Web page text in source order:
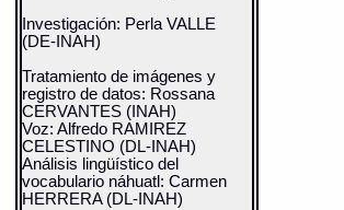
Investigación: Perla VALLE
(DE-INAH)
Tratamiento de imágenes y
registro de datos: Rossana
CERVANTES (INAH)
Voz: Alfredo RAMIREZ
CELESTINO (DL-INAH)
Análisis lingüístico del
vocabulario náhuatl: Carmen
HERRERA (DL-INAH)